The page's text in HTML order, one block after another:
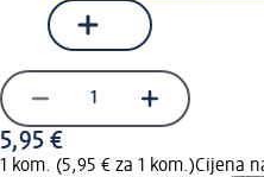
5,95 €
1 kom. (5,95 € za 1 kom.)Cijena